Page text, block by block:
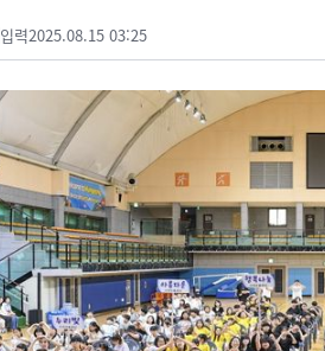
입력2025.08.15 03:25